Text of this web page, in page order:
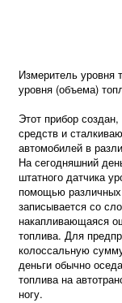
Измеритель уровня
уровня (объема)
Этот прибор
средств и
автомобилей в
На сегодняшний
штатного датчика
помощью различных
записывается со
накапливающаяся
топлива. Для
колоссальную
деньги обычно
топлива на
ногу.